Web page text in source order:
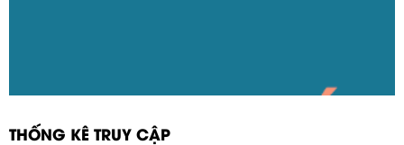
THỐNG KÊ TRUY CẬP